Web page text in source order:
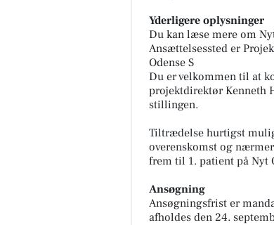
Yderligere oplysninger
Du kan læse mere om
Ansættelsessted er
Odense S
Du er velkommen til at
projektdirektør Kenneth
stillingen.
Tiltrædelse hurtigst
overenskomst og
frem til 1. patient på Nyt
Ansøgning
Ansøgningsfrist er
afholdes den 24.